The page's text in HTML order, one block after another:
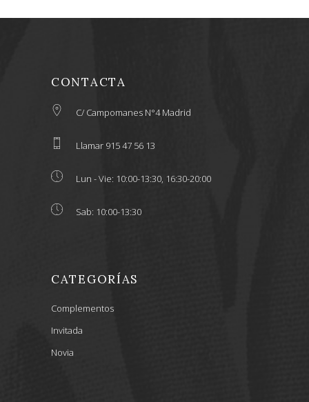
CONTACTA
C/ Campomanes N°4 Madrid
Llamar 915 47 56 13
Lun - Vie: 10:00-13:30, 16:30-20:00
Sab: 10:00-13:30
CATEGORÍAS
Complementos
Invitada
Novia